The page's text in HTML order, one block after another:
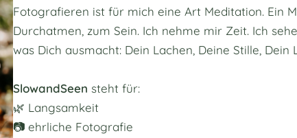
Fotografieren ist für mich eine Art Meditation. Ein
Durchatmen, zum Sein. Ich nehme mir Zeit. Ich
was Dich ausmacht: Dein Lachen, Deine Stille, Dein
SlowandSeen steht für:
🌿 Langsamkeit
📷 ehrliche Fotografie